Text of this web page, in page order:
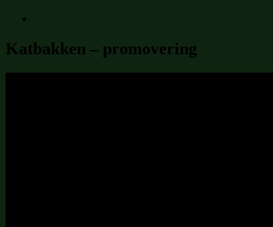
Katbakken – promovering